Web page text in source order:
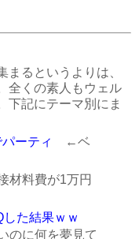
るというよりは、
全くの素人もウェル
下記にテーマ別にま
ーティ
←ベ
料費が1万円
た結果ｗｗ
に何を夢見て